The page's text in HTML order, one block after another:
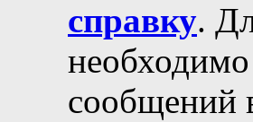
справку.
необходимо
сообщений